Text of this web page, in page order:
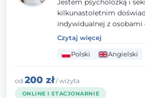
Jestem psycholożką i
kilkunastoletnim
indywidualnej z osobami
parami. Specjalizuję się w
seksualnego, żałoby,
wypalenia zawodowego.
polskim i angielskim, w
humanistycznym,
partnerstwie i
Czytaj więcej
Polski Angielski
od 200 zł/ wizyta
ONLINE I STACJONARNIE